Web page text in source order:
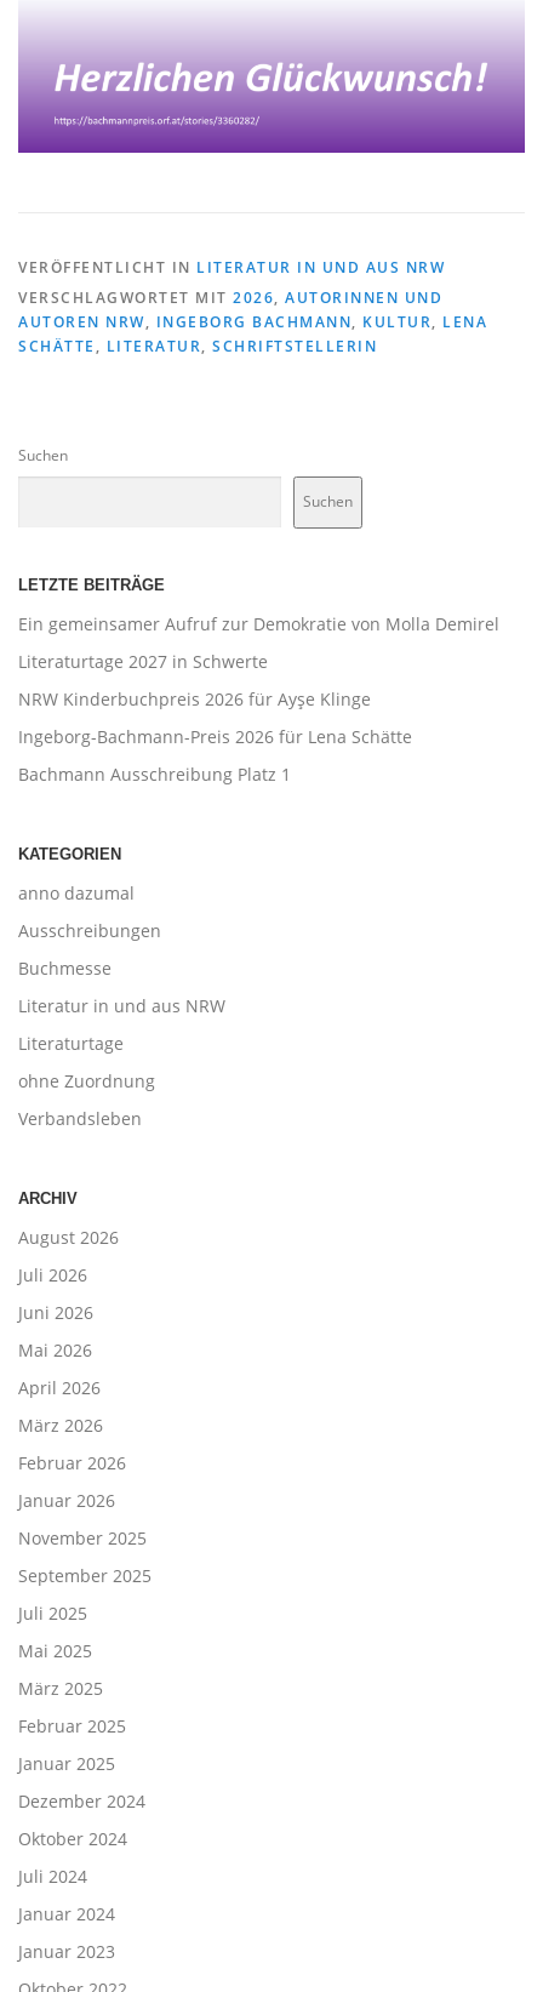
VERÖFFENTLICHT IN LITERATUR IN UND AUS NRW
VERSCHLAGWORTET MIT 2026, AUTORINNEN UND
AUTOREN NRW, INGEBORG BACHMANN, KULTUR, LENA
SCHÄTTE , LITERATUR, SCHRIFTSTELLERIN
Suchen
Suchen
LETZTE BEITRÄGE
Ein gemeinsamer Aufruf zur Demokratie von Molla Demirel
Literaturtage 2027 in Schwerte
NRW Kinderbuchpreis 2026 für Ayşe Klinge
Ingeborg-Bachmann-Preis 2026 für Lena Schätte
Bachmann Ausschreibung Platz 1
KATEGORIEN
anno dazumal
Ausschreibungen
Buchmesse
Literatur in und aus NRW
Literaturtage
ohne Zuordnung
Verbandsleben
ARCHIV
August 2026
Juli 2026
Juni 2026
Mai 2026
April 2026
März 2026
Februar 2026
Januar 2026
November 2025
September 2025
Juli 2025
Mai 2025
März 2025
Februar 2025
Januar 2025
Dezember 2024
Oktober 2024
Juli 2024
Januar 2024
Januar 2023